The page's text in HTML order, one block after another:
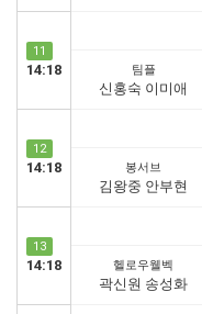
11
14:18 팀플
신홍숙 이미애
12
14:18 봉서브
김왕중 안부현
13
14:18 헬로우웰벡
곽신원 송성화